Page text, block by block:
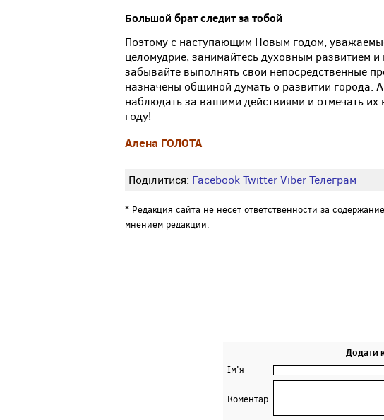
Большой брат следит за тобой
Поэтому с наступающим Новым годом,
целомудрие, занимайтесь духовным развитием
забывайте выполнять свои непосредственные
назначены общиной думать о развитии города.
наблюдать за вашими действиями и отмечать
году!
Алена ГОЛОТА
Поділитися: FacebookTwitterViberТелеграм
* Редакция сайта не несет ответственности за
мнением редакции.
Додати
Ім'я
Коментар